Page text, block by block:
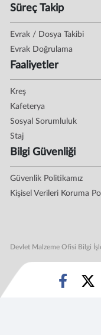
Süreç Takip
Evrak / Dosya Takibi
Evrak Doğrulama
Faaliyetler
Kreş
Kafeterya
Sosyal Sorumluluk
Staj
Bilgi Güvenliği
Güvenlik Politikamız
Kişisel Verileri Koruma
Devlet Malzeme Ofisi Bilgi